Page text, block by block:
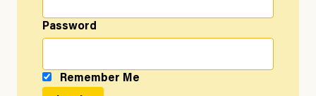
Password
Remember Me